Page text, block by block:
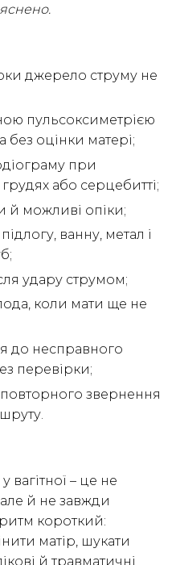
джерело струму не
пульсоксиметрією
оцінки матері;
при
або серцебитті;
й можливі опіки;
ванну, метал і
удару струмом;
коли мати ще не
до несправного
перевірки;
звернення
вагітної – це не
й не завжди
короткий:
матір, шукати
й травматичні